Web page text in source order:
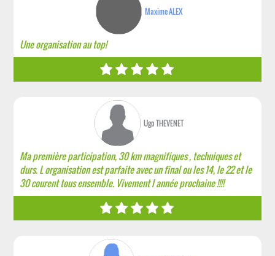
Maxime ALEX
Une organisation au top!
Ugo THEVENET
Ma première participation, 30 km magnifiques , techniques et
durs. L organisation est parfaite avec un final ou les 14, le 22 et le
30 courent tous ensemble. Vivement l année prochaine !!!!